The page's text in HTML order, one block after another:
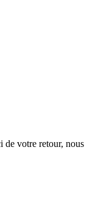
de votre retour, nous